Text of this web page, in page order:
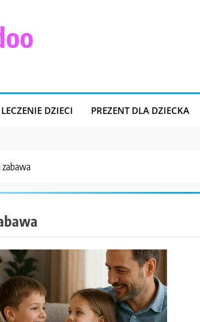
LECZENIE DZIECI PREZENT DLA DZIECKA